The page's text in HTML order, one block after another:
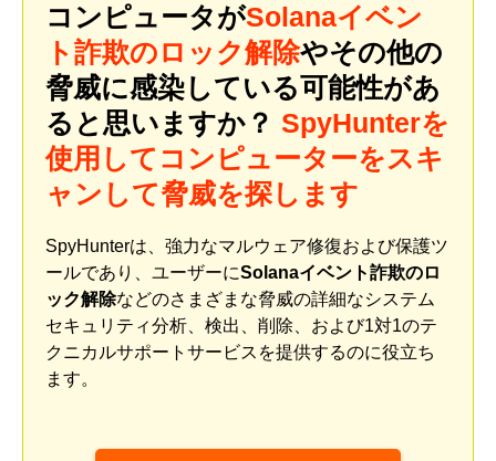
コンピュータがSolanaイベン
ト詐欺のロック解除やその他の
脅威に感染している可能性があ
ると思いますか？ SpyHunterを
使用してコンピューターをスキ
ャンして脅威を探します
SpyHunterは、強力なマルウェア修復および保護ツ
ールであり、ユーザーにSolanaイベント詐欺のロ
ック解除などのさまざまな脅威の詳細なシステム
セキュリティ分析、検出、削除、および1対1のテ
クニカルサポートサービスを提供するのに役立ち
ます。